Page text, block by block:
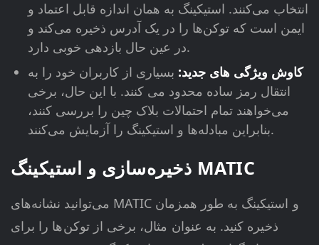
انتخاب می‌کنند. استیکینگ به همان اندازه قابل اعتماد و
ایمن است که توکن‌ها را در یک آدرس ذخیره می‌کند و
در عین حال بازدهی خوبی دارد.
کاوش ویژگی های جدید: بسیاری از کاربران خود را به
انتقال رمز ساده محدود می کنند. با این حال، برخی
می‌خواهند تمام احتمالات بلاک چین را بررسی کنند،
بنابراین مبادله‌ها و استیکینگ را آزمایش می‌کنند.
ذخیره‌سازی و استیکینگ MATIC
می‌توانید نشانه‌های MATIC و استیکینگ به طور همزمان
ذخیره کنید. به عنوان مثال، برخی از توکن‌ها را برای